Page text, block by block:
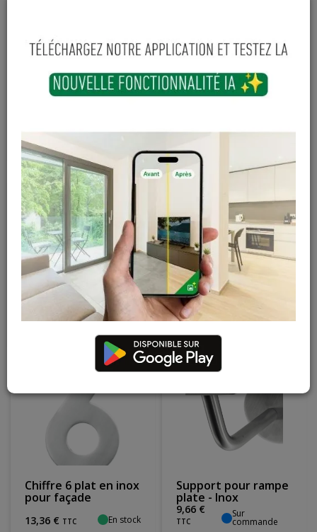
17,87€
7,60€
TTC
Chiffre 7 arrondi en
inox pour façade
12,84€
commande
Chiffre 9 arrondi en
inox pour façade
12,84€
TTC
Chiffre 6 plat en inox
pour façade
13,36 € TTC En stock
Support pour rampe
plate - Inox
9,66 €
TTC
Sur
commande